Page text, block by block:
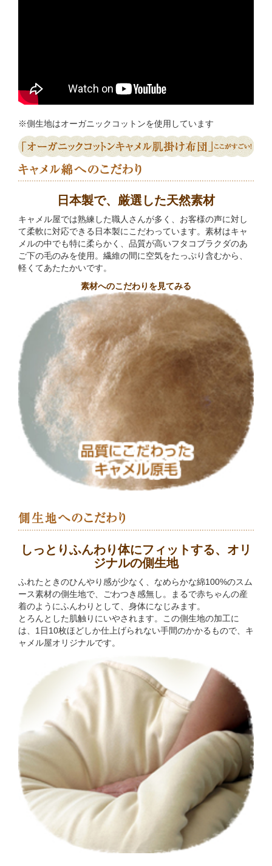
※側生地はオーガニックコットンを使用しています
日本製で、厳選した天然素材
キャメル屋では熟練した職人さんが多く、お客様の声に対し
て柔軟に対応できる日本製にこだわっています。素材はキャ
メルの中でも特に柔らかく、品質が高いフタコブラクダのあ
ご下の毛のみを使用。繊維の間に空気をたっぷり含むから、
軽くてあたたかいです。
素材へのこだわりを見てみる
しっとりふんわり体にフィットする、オリ
ジナルの側生地
ふれたときのひんやり感が少なく、なめらかな綿100%のスム
ース素材の側生地で、ごわつき感無し。まるで赤ちゃんの産
着のようにふんわりとして、身体になじみます。
とろんとした肌触りにいやされます。この側生地の加工に
は、1日10枚ほどしか仕上げられない手間のかかるもので、キ
ャメル屋オリジナルです。